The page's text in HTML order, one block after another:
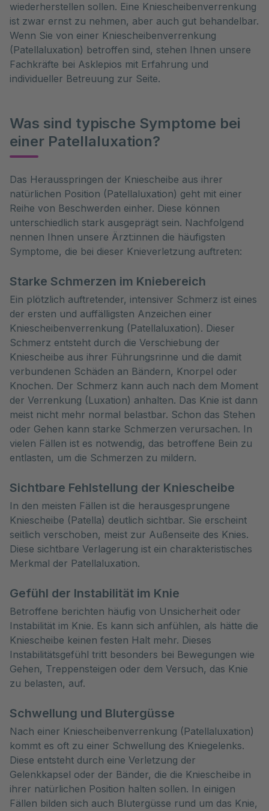
wiederherstellen sollen. Eine Kniescheibenverrenkung
ist zwar ernst zu nehmen, aber auch gut behandelbar.
Wenn Sie von einer Kniescheibenverrenkung
(Patellaluxation) betroffen sind, stehen Ihnen unsere
Fachkräfte bei Asklepios mit Erfahrung und
individueller Betreuung zur Seite.
Was sind typische Symptome bei
einer Patellaluxation?
Das Herausspringen der Kniescheibe aus ihrer
natürlichen Position (Patellaluxation) geht mit einer
Reihe von Beschwerden einher. Diese können
unterschiedlich stark ausgeprägt sein. Nachfolgend
nennen Ihnen unsere Ärzt:innen die häufigsten
Symptome, die bei dieser Knieverletzung auftreten:
Starke Schmerzen im Kniebereich
Ein plötzlich auftretender, intensiver Schmerz ist eines
der ersten und auffälligsten Anzeichen einer
Kniescheibenverrenkung (Patellaluxation). Dieser
Schmerz entsteht durch die Verschiebung der
Kniescheibe aus ihrer Führungsrinne und die damit
verbundenen Schäden an Bändern, Knorpel oder
Knochen. Der Schmerz kann auch nach dem Moment
der Verrenkung (Luxation) anhalten. Das Knie ist dann
meist nicht mehr normal belastbar. Schon das Stehen
oder Gehen kann starke Schmerzen verursachen. In
vielen Fällen ist es notwendig, das betroffene Bein zu
entlasten, um die Schmerzen zu mildern.
Sichtbare Fehlstellung der Kniescheibe
In den meisten Fällen ist die herausgesprungene
Kniescheibe (Patella) deutlich sichtbar. Sie erscheint
seitlich verschoben, meist zur Außenseite des Knies.
Diese sichtbare Verlagerung ist ein charakteristisches
Merkmal der Patellaluxation.
Gefühl der Instabilität im Knie
Betroffene berichten häufig von Unsicherheit oder
Instabilität im Knie. Es kann sich anfühlen, als hätte die
Kniescheibe keinen festen Halt mehr. Dieses
Instabilitätsgefühl tritt besonders bei Bewegungen wie
Gehen, Treppensteigen oder dem Versuch, das Knie
zu belasten, auf.
Schwellung und Blutergüsse
Nach einer Kniescheibenverrenkung (Patellaluxation)
kommt es oft zu einer Schwellung des Kniegelenks.
Diese entsteht durch eine Verletzung der
Gelenkkapsel oder der Bänder, die die Kniescheibe in
ihrer natürlichen Position halten sollen. In einigen
Fällen bilden sich auch Blutergüsse rund um das Knie,